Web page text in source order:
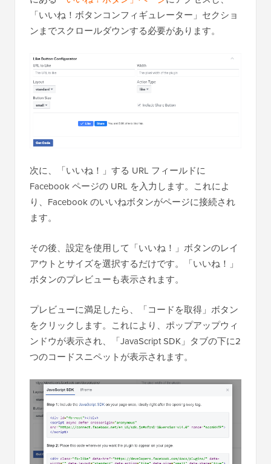
「いいね！ボタンコンフィギュレーター」セクショ
ンまでスクロールダウンする必要があります。
次に、「いいね！」する URL フィールドに
Facebook ページの URL を入力します。これによ
り、Facebook のいいねボタンがページに接続され
ます。
その後、設定を使用して「いいね！」ボタンのレイ
アウトとサイズを選択するだけです。「いいね！」
ボタンのプレビューも表示されます。
プレビューに満足したら、「コードを取得」ボタン
をクリックします。これにより、ポップアップウィ
ンドウが表示され、「JavaScript SDK」タブの下に2
つのコードスニペットが表示されます。